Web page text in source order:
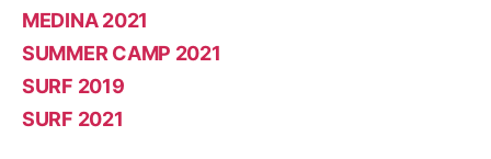
MEDINA 2021
SUMMER CAMP 2021
SURF 2019
SURF 2021